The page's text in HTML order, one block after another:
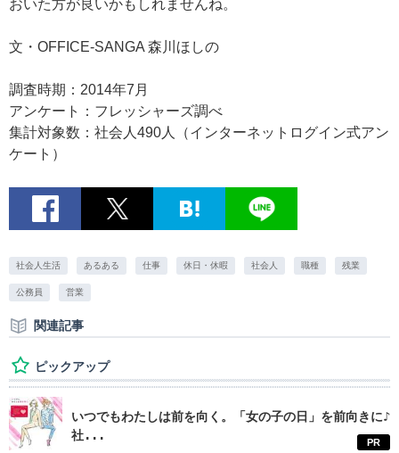
おいた方が良いかもしれませんね。
文・OFFICE-SANGA 森川ほしの
調査時期：2014年7月
アンケート：フレッシャーズ調べ
集計対象数：社会人490人（インターネットログイン式アン
ケート）
社会人生活 あるある 仕事 休日・休暇 社会人 職種 残業
公務員 営業
関連記事
ピックアップ
いつでもわたしは前を向く。「女の子の日」を前向きに♪
社...
PR